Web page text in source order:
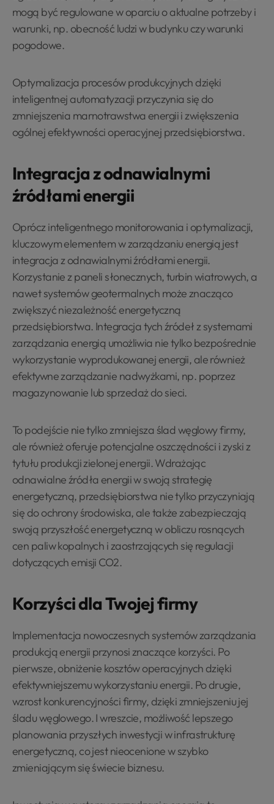
mogą być regulowane w oparciu o aktualne potrzeby i
warunki, np. obecność ludzi w budynku czy warunki
pogodowe.
Optymalizacja procesów produkcyjnych dzięki
inteligentnej automatyzacji przyczynia się do
zmniejszenia marnotrawstwa energii i zwiększenia
ogólnej efektywności operacyjnej przedsiębiorstwa.
Integracja z odnawialnymi
źródłami energii
Oprócz inteligentnego monitorowania i optymalizacji,
kluczowym elementem w zarządzaniu energią jest
integracja z odnawialnymi źródłami energii.
Korzystanie z paneli słonecznych, turbin wiatrowych, a
nawet systemów geotermalnych może znacząco
zwiększyć niezależność energetyczną
przedsiębiorstwa. Integracja tych źródeł z systemami
zarządzania energią umożliwia nie tylko bezpośrednie
wykorzystanie wyprodukowanej energii, ale również
efektywne zarządzanie nadwyżkami, np. poprzez
magazynowanie lub sprzedaż do sieci.
To podejście nie tylko zmniejsza ślad węglowy firmy,
ale również oferuje potencjalne oszczędności i zyski z
tytułu produkcji zielonej energii. Wdrażając
odnawialne źródła energii w swoją strategię
energetyczną, przedsiębiorstwa nie tylko przyczyniają
się do ochrony środowiska, ale także zabezpieczają
swoją przyszłość energetyczną w obliczu rosnących
cen paliw kopalnych i zaostrzających się regulacji
dotyczących emisji CO2.
Korzyści dla Twojej firmy
Implementacja nowoczesnych systemów zarządzania
produkcją energii przynosi znaczące korzyści. Po
pierwsze, obniżenie kosztów operacyjnych dzięki
efektywniejszemu wykorzystaniu energii. Po drugie,
wzrost konkurencyjności firmy, dzięki zmniejszeniu jej
śladu węglowego. I wreszcie, możliwość lepszego
planowania przyszłych inwestycji w infrastrukturę
energetyczną, co jest nieocenione w szybko
zmieniającym się świecie biznesu.